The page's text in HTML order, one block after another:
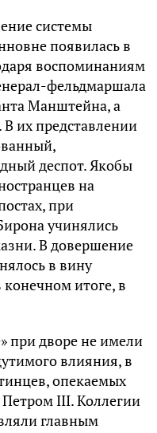
системы
появилась в
воспоминаниям
фельдмаршала
Манштейна, а
их представлении
деспот. Якобы
на
при
учинялись
В довершение
в вину
итоге, в
при дворе не имели
влияния, в
опекаемых
III. Коллегии
главным